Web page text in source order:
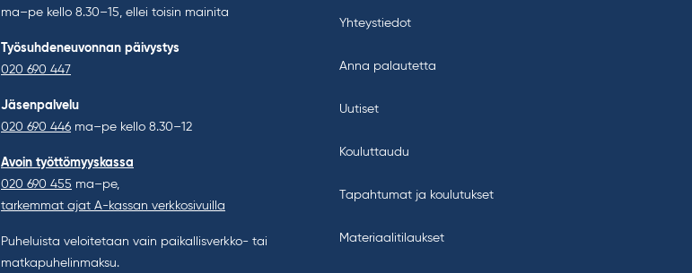
ma–pe kello 8.30–15, ellei toisin mainita
Työsuhdeneuvonnan päivystys
020 690 447
Jäsenpalvelu
020 690 446 ma–pe kello 8.30–12
Avoin työttömyyskassa
020 690 455 ma–pe,
tarkemmat ajat A-kassan verkkosivuilla
Puheluista veloitetaan vain paikallisverkko- tai
matkapuhelinmaksu.
Yhteystiedot
Anna palautetta
Uutiset
Kouluttaudu
Tapahtumat ja koulutukset
Materiaalitilaukset